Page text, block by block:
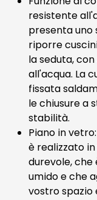
resistente
presenta uno
riporre
la seduta,
all'acqua. La
fissata
le chiusure a
stabilità.
Piano in
è realizzato
durevole, che
umido e che
vostro spazio